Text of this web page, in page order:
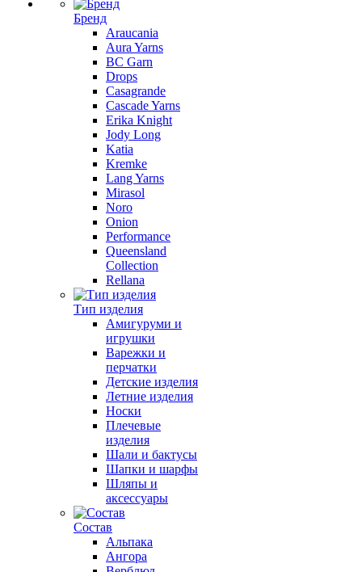
Бренд
Araucania
Aura Yarns
BC Garn
Drops
Casagrande
Cascade Yarns
Erika Knight
Jody Long
Katia
Kremke
Lang Yarns
Mirasol
Noro
Onion
Performance
Queensland
Collection
Rellana
Тип изделия
Амигуруми и
игрушки
Варежки и
перчатки
Детские изделия
Летние изделия
Носки
Плечевые
изделия
Шали и бактусы
Шапки и шарфы
Шляпы и
аксессуары
Состав
Альпака
Ангора